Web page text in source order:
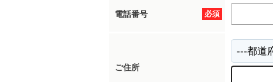
必須
電話番号
ご住所